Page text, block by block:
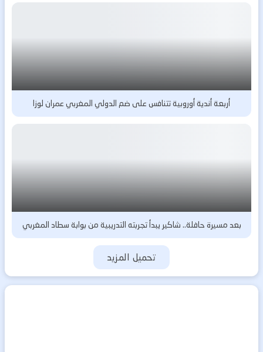
أربعة أندية أوروبية تتنافس على ضم الدولي المغربي عمران لوزا
بعد مسيرة حافلة.. شاكير يبدأ تجربته التدريبية من بوابة سطاد المغربي
تحميل المزيد